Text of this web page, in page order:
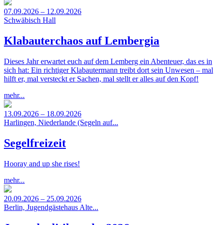
07.09.2026 – 12.09.2026
Schwäbisch Hall
Klabauterchaos auf Lembergia
Dieses Jahr erwartet euch auf dem Lemberg ein Abenteuer, das es in
sich hat: Ein richtiger Klabautermann treibt dort sein Unwesen – mal
hilft er, mal versteckt er Sachen, mal stellt er alles auf den Kopf!
mehr...
13.09.2026 – 18.09.2026
Harlingen, Niederlande (Segeln auf...
Segelfreizeit
Hooray and up she rises!
mehr...
20.09.2026 – 25.09.2026
Berlin, Jugendgästehaus Alte...